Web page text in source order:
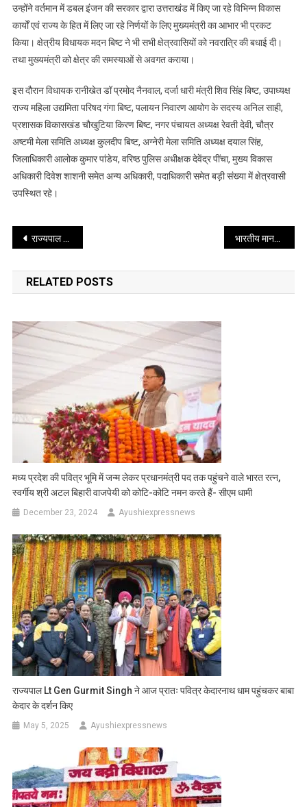
उन्होंने वर्तमान में डबल इंजन की सरकार द्वारा उत्तराखंड में किए जा रहे विभिन्न विकास
कार्यों एवं राज्य के हित में लिए जा रहे निर्णयों के लिए मुख्यमंत्री का आभार भी प्रकट
किया। क्षेत्रीय विधायक मदन बिष्ट ने भी सभी क्षेत्रवासियों को नवरात्रि की बधाई दी।
तथा मुख्यमंत्री को क्षेत्र की समस्याओं से अवगत कराया।
इस दौरान विधायक रानीखेत डॉ प्रमोद नैनवाल, दर्जा धारी मंत्री शिव सिंह बिष्ट, उपाध्यक्ष
राज्य महिला उद्यमिता परिषद गंगा बिष्ट, पलायन निवारण आयोग के सदस्य अनिल साही,
प्रशासक विकासखंड चौखुटिया किरण बिष्ट, नगर पंचायत अध्यक्ष रेवती देवी, चौत्र
अष्टमी मेला समिति अध्यक्ष कुलदीप बिष्ट, अग्नेरी मेला समिति अध्यक्ष दयाल सिंह,
जिलाधिकारी आलोक कुमार पांडेय, वरिष्ठ पुलिस अधीक्षक देवेंद्र पींचा, मुख्य विकास
अधिकारी दिवेश शाशनी समेत अन्य अधिकारी, पदाधिकारी समेत बड़ी संख्या में क्षेत्रवासी
उपस्थित रहे।
Post
navigation
राज्यपाल ने मधु वाटिका, गौरा देवी प्रशिक्षण केंद्र एवं देवकीनंदन अग्रवाल ऑफ बाजपुर छात्र मनोरंजन केंद्र का शुभारंभ किया
RELATED POSTS
मध्य प्रदेश की पवित्र भूमि में जन्म लेकर प्रधानमंत्री पद तक पहुंचने वाले भारत रत्न,
स्वर्गीय श्री अटल बिहारी वाजपेयी को कोटि-कोटि नमन करते हैं- सीएम धामी
December 23, 2024 Ayushiexpressnews
राज्यपाल Lt Gen Gurmit Singh ने आज प्रातः पवित्र केदारनाथ धाम पहुंचकर बाबा
केदार के दर्शन किए
May 5, 2025 Ayushiexpressnews